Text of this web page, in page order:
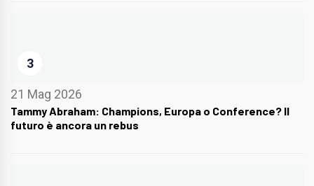
3
21 Mag 2026
Tammy Abraham: Champions, Europa o Conference? Il
futuro è ancora un rebus